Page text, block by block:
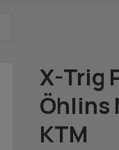
X-Trig
Öhlins
KTM